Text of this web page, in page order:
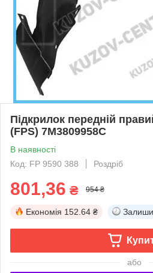
Підкрилок передній
(FPS) 7M3809958C
В наявності
Код: FP 9590 388
Роздріб
801,36 ₴ 954 ₴
Економія 152.64 ₴
або